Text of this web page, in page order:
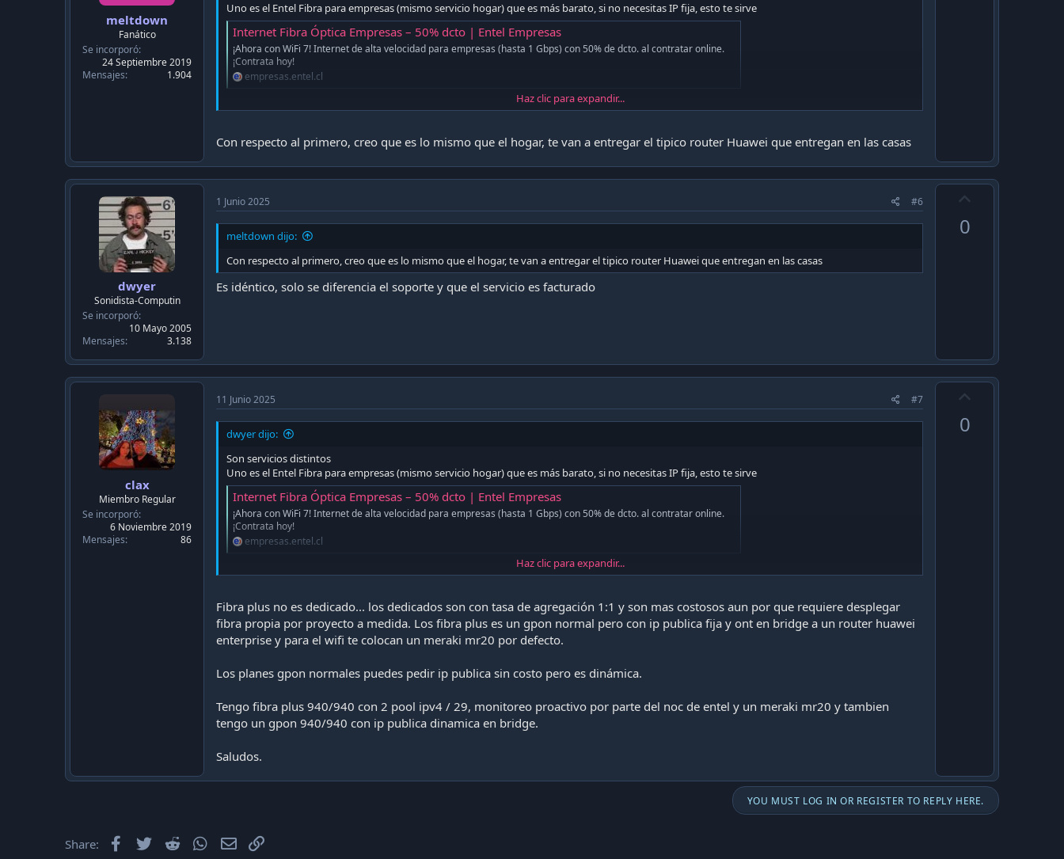
meltdown
Fanático
Se incorporó
24 Septiembre 2019
Mensajes
1.904
Uno es el Entel Fibra para empresas (mismo servicio hogar) que es más barato, si no necesitas IP fija, esto te sirve
Internet Fibra Óptica Empresas – 50% dcto | Entel Empresas
¡Ahora con WiFi 7! Internet de alta velocidad para empresas (hasta 1 Gbps) con 50% de dcto. al contratar online.
¡Contrata hoy!
empresas.entel.cl
El otro es Internet Dedicado que lo venden como Fibra Plus, en este servicio te dan IP fija, se paga en UF y el contrato es por meses, generalmente
Fibra Óptica Empresarial con IP Fija | Entel Empresas
Fibra Plus es internet con IP fija para empresas: fibra óptica simétrica de alta gama, ideal para empresas que
requieren conexión estable y alto rendimiento.
empresas.entel.cl
Saludos
Haz clic para expandir...
Con respecto al primero, creo que es lo mismo que el hogar, te van a entregar el tipico router Huawei que entregan en las casas
dwyer
Sonidista-Computin
Se incorporó
10 Mayo 2005
Mensajes
3.138
1 Junio 2025 #6
meltdown dijo:
Con respecto al primero, creo que es lo mismo que el hogar, te van a entregar el tipico router Huawei que entregan en las casas
Es idéntico, solo se diferencia el soporte y que el servicio es facturado
0
clax
Miembro Regular
Se incorporó
6 Noviembre 2019
Mensajes
86
11 Junio 2025 #7
dwyer dijo:
Son servicios distintos
Uno es el Entel Fibra para empresas (mismo servicio hogar) que es más barato, si no necesitas IP fija, esto te sirve
Internet Fibra Óptica Empresas – 50% dcto | Entel Empresas
¡Ahora con WiFi 7! Internet de alta velocidad para empresas (hasta 1 Gbps) con 50% de dcto. al contratar online.
¡Contrata hoy!
empresas.entel.cl
El otro es Internet Dedicado que lo venden como Fibra Plus, en este servicio te dan IP fija, se paga en UF y el contrato es por meses, generalmente
Fibra Óptica Empresarial con IP Fija | Entel Empresas
Fibra Plus es internet con IP fija para empresas: fibra óptica simétrica de alta gama, ideal para empresas que
requieren conexión estable y alto rendimiento.
Saludos
Haz clic para expandir...
Fibra plus no es dedicado... los dedicados son con tasa de agregación 1:1 y son mas costosos aun por que requiere desplegar
fibra propia por proyecto a medida. Los fibra plus es un gpon normal pero con ip publica fija y ont en bridge a un router huawei
enterprise y para el wifi te colocan un meraki mr20 por defecto.
Los planes gpon normales puedes pedir ip publica sin costo pero es dinámica.
Tengo fibra plus 940/940 con 2 pool ipv4 / 29, monitoreo proactivo por parte del noc de entel y un meraki mr20 y tambien
tengo un gpon 940/940 con ip publica dinamica en bridge.
Saludos.
0
YOU MUST LOG IN OR REGISTER TO REPLY HERE.
Share: Facebook
Twitter Reddit WhatsApp
Email